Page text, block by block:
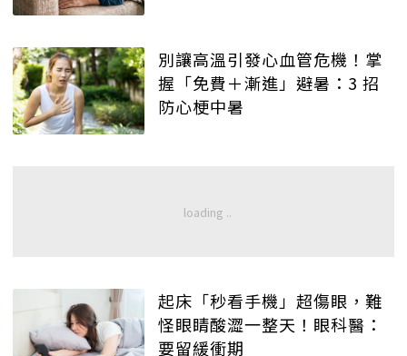
別讓高溫引發心血管危機！掌
握「免費＋漸進」避暑：3 招
防心梗中暑
起床「秒看手機」超傷眼，難
怪眼睛酸澀一整天！眼科醫：
要留緩衝期